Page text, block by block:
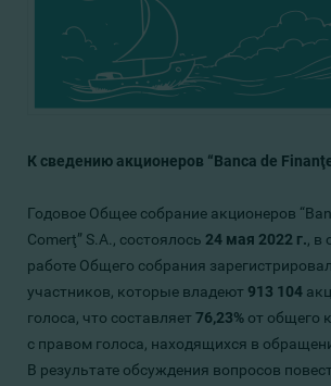
К сведению акционеров “Banca de
Годовое Общее собрание акционеров
Comerţ” S.A., состоялось 24 мая 2022 г. ,
работе Общего собрания
участников, которые владеют 913 104
голоса, что составляет 76,23% от общего
с правом голоса, находящихся в
В результате обсуждения вопросов